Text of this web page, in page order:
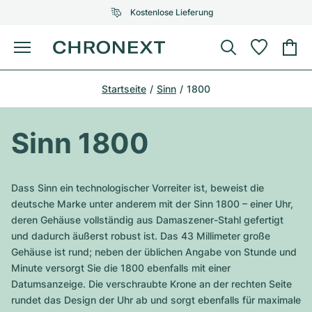
Kostenlose Lieferung
Menü
AUSGEWÄHLTE MARKEN
Alle Rolex Modelle
Top-Modelle
Air-King
Omega
Alle Omega Modelle
Top-Modelle
Patek Philippe
Alle Patek Philippe Modelle
Top-Modelle
Audemars Piguet
Alle Audemars Piguet Modelle
Cartier
Breitling
Certified Pre-Owned
Schmuck
AUSGEWÄHLTE MARKEN
Tiffany
Louis Vuitton
Gebauer & Gebauer
Van Cleef & Arpels
Bvlgari
Neuzugänge
Service
Startseite Sinn 1800
Sinn 1800
Dass Sinn ein technologischer Vorreiter ist, beweist die
deutsche Marke unter anderem mit der Sinn 1800 – einer Uhr,
deren Gehäuse vollständig aus Damaszener-Stahl gefertigt
und dadurch äußerst robust ist. Das 43 Millimeter große
Gehäuse ist rund; neben der üblichen Angabe von Stunde und
Minute versorgt Sie die 1800 ebenfalls mit einer
Datumsanzeige. Die verschraubte Krone an der rechten Seite
rundet das Design der Uhr ab und sorgt ebenfalls für maximale